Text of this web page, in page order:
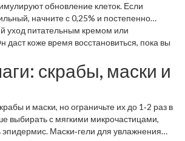
обновление клеток. Если
начните с 0,25% и постепенно
уход питательным кремом или
даст коже время восстановиться, пока вы
скрабы, маски и
и маски, но ограничьте их до 1‑2 раз в
выбирать с мягкими микрочастицами,
Маски‑гели для увлажнения